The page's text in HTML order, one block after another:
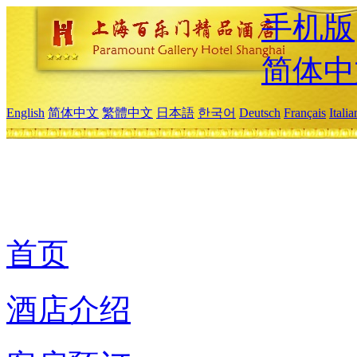
手机版
简体
English 简体中文 繁體中文 日本語 한국어 Deutsch Français
首页
酒店介绍